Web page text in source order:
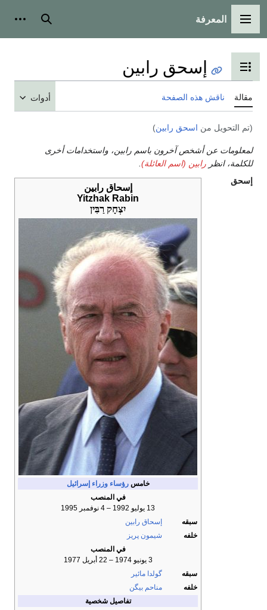
القائمة الرئيسية
المعرفة بحث
تبديل عرض جدول المحتويات
إسحق رابين
مقالة ناقش هذه الصفحة أدوات
(تم التحويل من اسحق رابين)
لمعلومات عن أشخص آخرون باسم رابين، واستخدامات أخرى
للكلمة، انظر رابين (اسم العائلة)
إسحاق رابين
Yitzhak Rabin
יִצְחָק רַבִּין
خامسرؤساء وزراء إسرائيل
في المنصب
13 يوليو 1992 – 4 نوفمبر 1995
سبقه
إسحاق رابين
خلفه
شيمون پريز
في المنصب
3 يونيو 1974 – 22 أبريل 1977
سبقه
گولدا مائير
خلفه
مناحم بيگن
تفاصيل شخصية
إسحق